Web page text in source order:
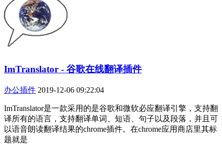
ImTranslator - 谷歌在线翻译插件
办公插件 2019-12-06 09:22:04
ImTranslator是一款采用的是谷歌和微软必应翻译引擎，支持翻
译所有的语言，支持翻译单词、短语、句子以及段落，并且可
以语音朗读翻译结果的chrome插件。在chrome应用商店里其标
题就是